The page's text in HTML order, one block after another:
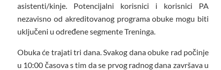
asistenti/kinje. Potencijalni korisnici i korisnici PA
nezavisno od akreditovanog programa obuke mogu biti
uključeni u određene segmente Treninga.
Obuka će trajati tri dana. Svakog dana obuke rad počinje
u 10:00 časova s tim da se prvog radnog dana završava u